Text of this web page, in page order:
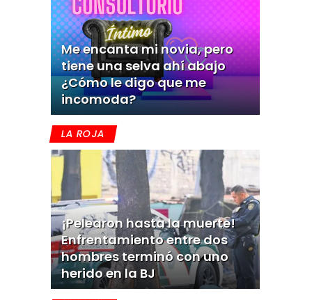
Me encanta mi novia, pero
tiene una selva ahí abajo
¿Cómo le digo que me
incomoda?
LA ROJA
¡Pelearon hasta la muerte!
Enfrentamiento entre dos
hombres terminó con uno
herido en la BJ